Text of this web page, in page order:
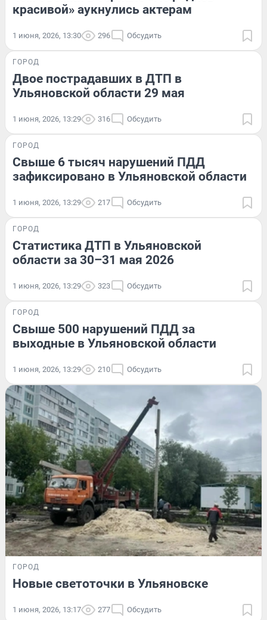
красивой» аукнулись актерам
1 июня, 2026, 13:30 296 Обсудить
ГОРОД
Двое пострадавших в ДТП в
Ульяновской области 29 мая
1 июня, 2026, 13:29 316 Обсудить
ГОРОД
Свыше 6 тысяч нарушений ПДД
зафиксировано в Ульяновской области
1 июня, 2026, 13:29 217 Обсудить
ГОРОД
Статистика ДТП в Ульяновской
области за 30–31 мая 2026
1 июня, 2026, 13:29 323 Обсудить
ГОРОД
Свыше 500 нарушений ПДД за
выходные в Ульяновской области
1 июня, 2026, 13:29 210 Обсудить
ГОРОД
Новые светоточки в Ульяновске
1 июня, 2026, 13:17 277 Обсудить